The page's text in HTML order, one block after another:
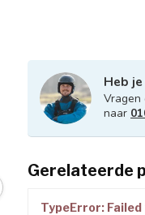
Heb
Vragen
naar
Gerelateerde
TypeError: